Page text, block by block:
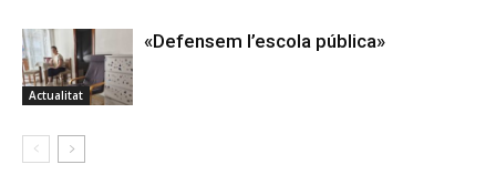
Actualitat
«Defensem l’escola pública»